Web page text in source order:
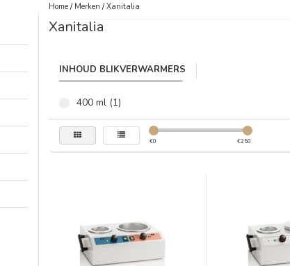
Home/ Merken /Xanitalia
Xanitalia
INHOUD BLIKVERWARMERS
400 ml (1)
€0 €250